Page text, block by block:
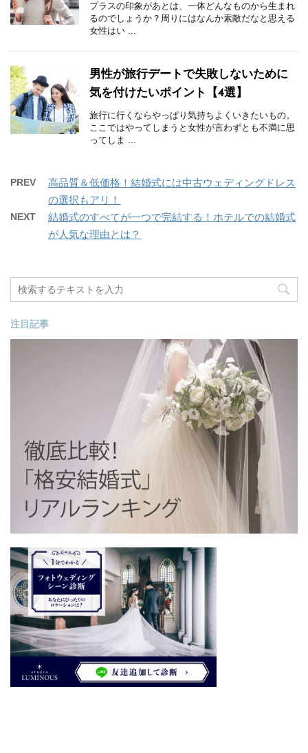
プラスの印象があとは、一体どんなものから生まれ
るのでしょうか？周りにはなんか素敵だなと思える
女性はい ...
男性が旅行デートで失敗しないために
気を付けたいポイント【4選】
旅行に行くならやっぱり気持ちよくいきたいもの。
ここではやってしまうと女性が言わずとも不満に思
ってしま ...
PREV
高品質＆低価格！結婚式には中古ウェディングドレス
の選択もアリ！
NEXT
結婚式のすべてが一つで完結する！ホテルでの結婚式
が人気な理由とは？
注目記事